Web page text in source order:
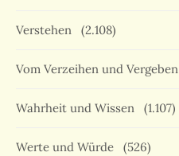
Verstehen (2.108)
Vom Verzeihen und Vergeben
Wahrheit und Wissen (1.107)
Werte und Würde (526)